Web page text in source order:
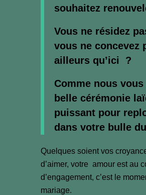
souhaitez
Vous ne résidez
vous ne concevez
ailleurs qu’ici ?
Comme nous
belle cérémonie
puissant pour
dans votre bulle
Quelques soient vos
d’aimer, votre amour est au
d’engagement, c’est le
mariage.